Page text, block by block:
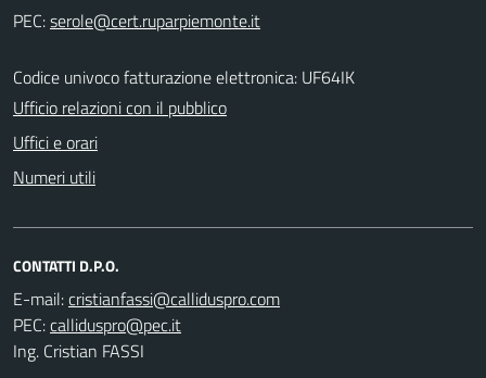
PEC:
Codice univoco fatturazione elettronica: UF64IK
Ufficio relazioni con il pubblico
Uffici e orari
Numeri utili
CONTATTI D.P.O.
E-mail:
PEC:
Ing. Cristian FASSI